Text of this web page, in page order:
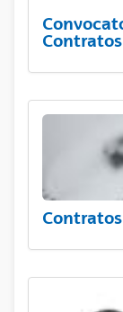
Contratos